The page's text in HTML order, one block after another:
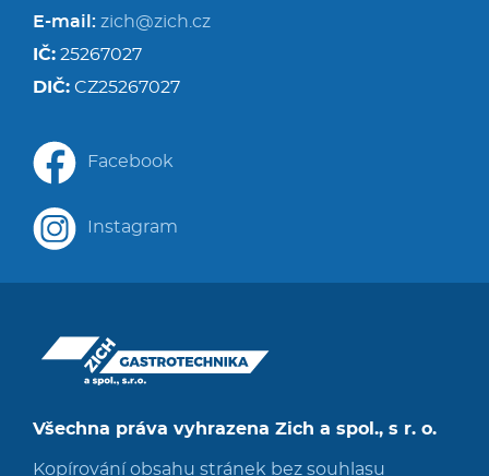
Všechna práva vyhrazena Zich a spol., s r. o.
Kopírování obsahu stránek bez souhlasu
E-mail: zich@zich.cz
IČ: 25267027
DIČ: CZ25267027
Facebook
Instagram